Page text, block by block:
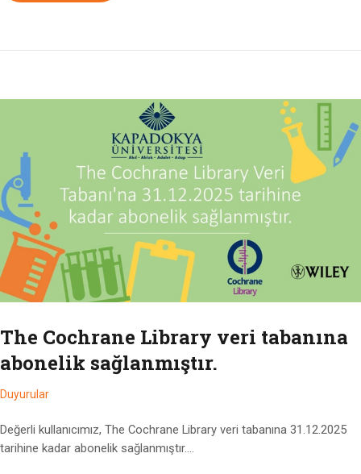
The Cochrane Library veri tabanına
abonelik sağlanmıştır.
Duyurular
Değerli kullanıcımız, The Cochrane Library veri tabanına 31.12.2025
tarihine kadar abonelik sağlanmıştır.…